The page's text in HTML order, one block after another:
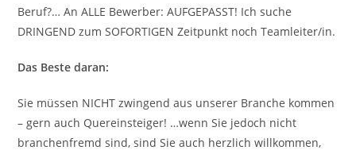
Beruf?… An ALLE Bewerber: AUFGEPASST! Ich suche
DRINGEND zum SOFORTIGEN Zeitpunkt noch Teamleiter/in.
Das Beste daran:
Sie müssen NICHT zwingend aus unserer Branche kommen
– gern auch Quereinsteiger! …wenn Sie jedoch nicht
branchenfremd sind, sind Sie auch herzlich willkommen,